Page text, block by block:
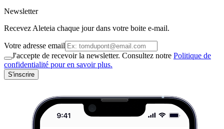
Newsletter
Recevez Aleteia chaque jour dans votre boite e-mail.
Votre adresse email
J'accepte de recevoir la newsletter. Consultez notre Politique de
confidentialité pour en savoir plus.
S'inscrire